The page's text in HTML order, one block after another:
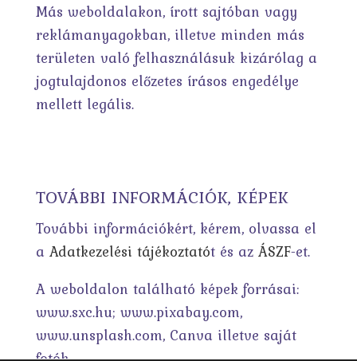
Más weboldalakon, írott sajtóban vagy
reklámanyagokban, illetve minden más
területen való felhasználásuk kizárólag a
jogtulajdonos előzetes írásos engedélye
mellett legális.
TOVÁBBI INFORMÁCIÓK, KÉPEK
További információkért, kérem, olvassa el
a Adatkezelési tájékoztatót és az ÁSZF-et.
A weboldalon található képek forrásai:
www.sxc.hu; www.pixabay.com,
www.unsplash.com, Canva illetve saját